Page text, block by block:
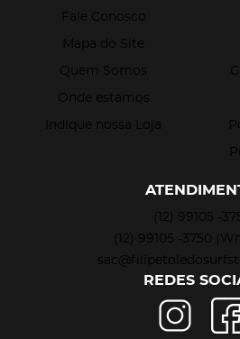
Fale Conosco
Mapa do Site
Quem Somos
Onde estamos
Indique nossa Loja
(12)
99105 -
(12)
99105 -3750
REDES